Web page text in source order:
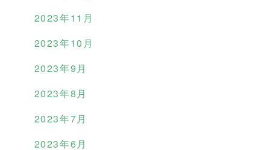
2023年11月
2023年10月
2023年9月
2023年8月
2023年7月
2023年6月